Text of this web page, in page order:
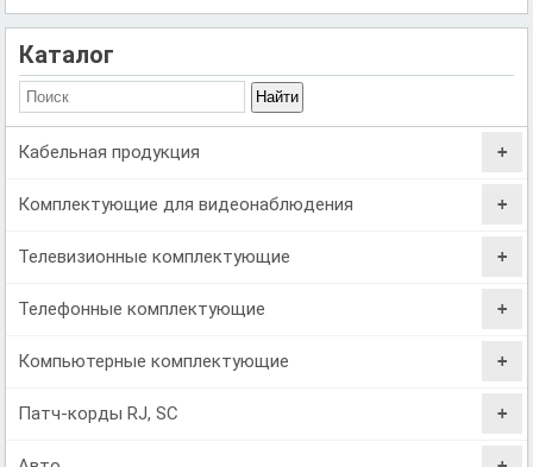
Каталог
Кабельная продукция
Комплектующие для видеонаблюдения
Телевизионные комплектующие
Телефонные комплектующие
Компьютерные комплектующие
Патч-корды RJ, SC